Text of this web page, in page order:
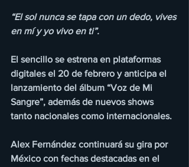
“El sol nunca se tapa con un dedo, vives
en mí y yo vivo en ti”.
El sencillo se estrena en plataformas
digitales el 20 de febrero y anticipa el
lanzamiento del álbum “Voz de Mi
Sangre”, además de nuevos shows
tanto nacionales como internacionales.
Alex Fernández continuará su gira por
México con fechas destacadas en el